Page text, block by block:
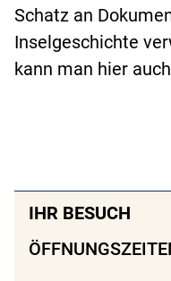
Schatz an
Inselgeschichte
kann man hier
IHR BESUCH